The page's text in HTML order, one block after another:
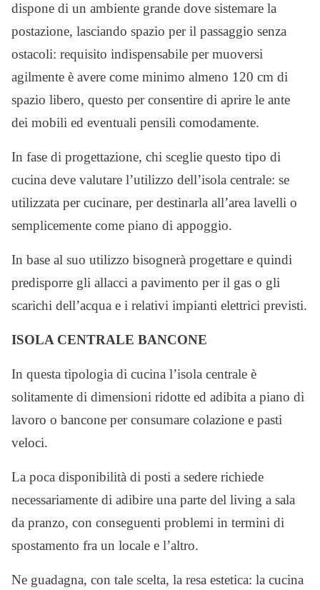
dispone di un ambiente grande dove sistemare la
postazione, lasciando spazio per il passaggio senza
ostacoli: requisito indispensabile per muoversi
agilmente è avere come minimo almeno 120 cm di
spazio libero, questo per consentire di aprire le ante
dei mobili ed eventuali pensili comodamente.
In fase di progettazione, chi sceglie questo tipo di
cucina deve valutare l’utilizzo dell’isola centrale: se
utilizzata per cucinare, per destinarla all’area lavelli o
semplicemente come piano di appoggio.
In base al suo utilizzo bisognerà progettare e quindi
predisporre gli allacci a pavimento per il gas o gli
scarichi dell’acqua e i relativi impianti elettrici previsti.
ISOLA CENTRALE BANCONE
In questa tipologia di cucina l’isola centrale è
solitamente di dimensioni ridotte ed adibita a piano di
lavoro o bancone per consumare colazione e pasti
veloci.
La poca disponibilità di posti a sedere richiede
necessariamente di adibire una parte del living a sala
da pranzo, con conseguenti problemi in termini di
spostamento fra un locale e l’altro.
Ne guadagna, con tale scelta, la resa estetica: la cucina